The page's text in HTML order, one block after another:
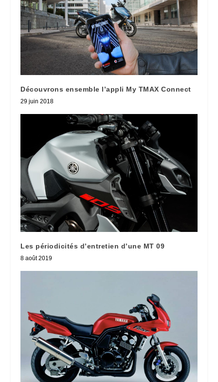
Découvrons ensemble l’appli My TMAX Connect
29 juin 2018
Les périodicités d’entretien d’une MT 09
8 août 2019